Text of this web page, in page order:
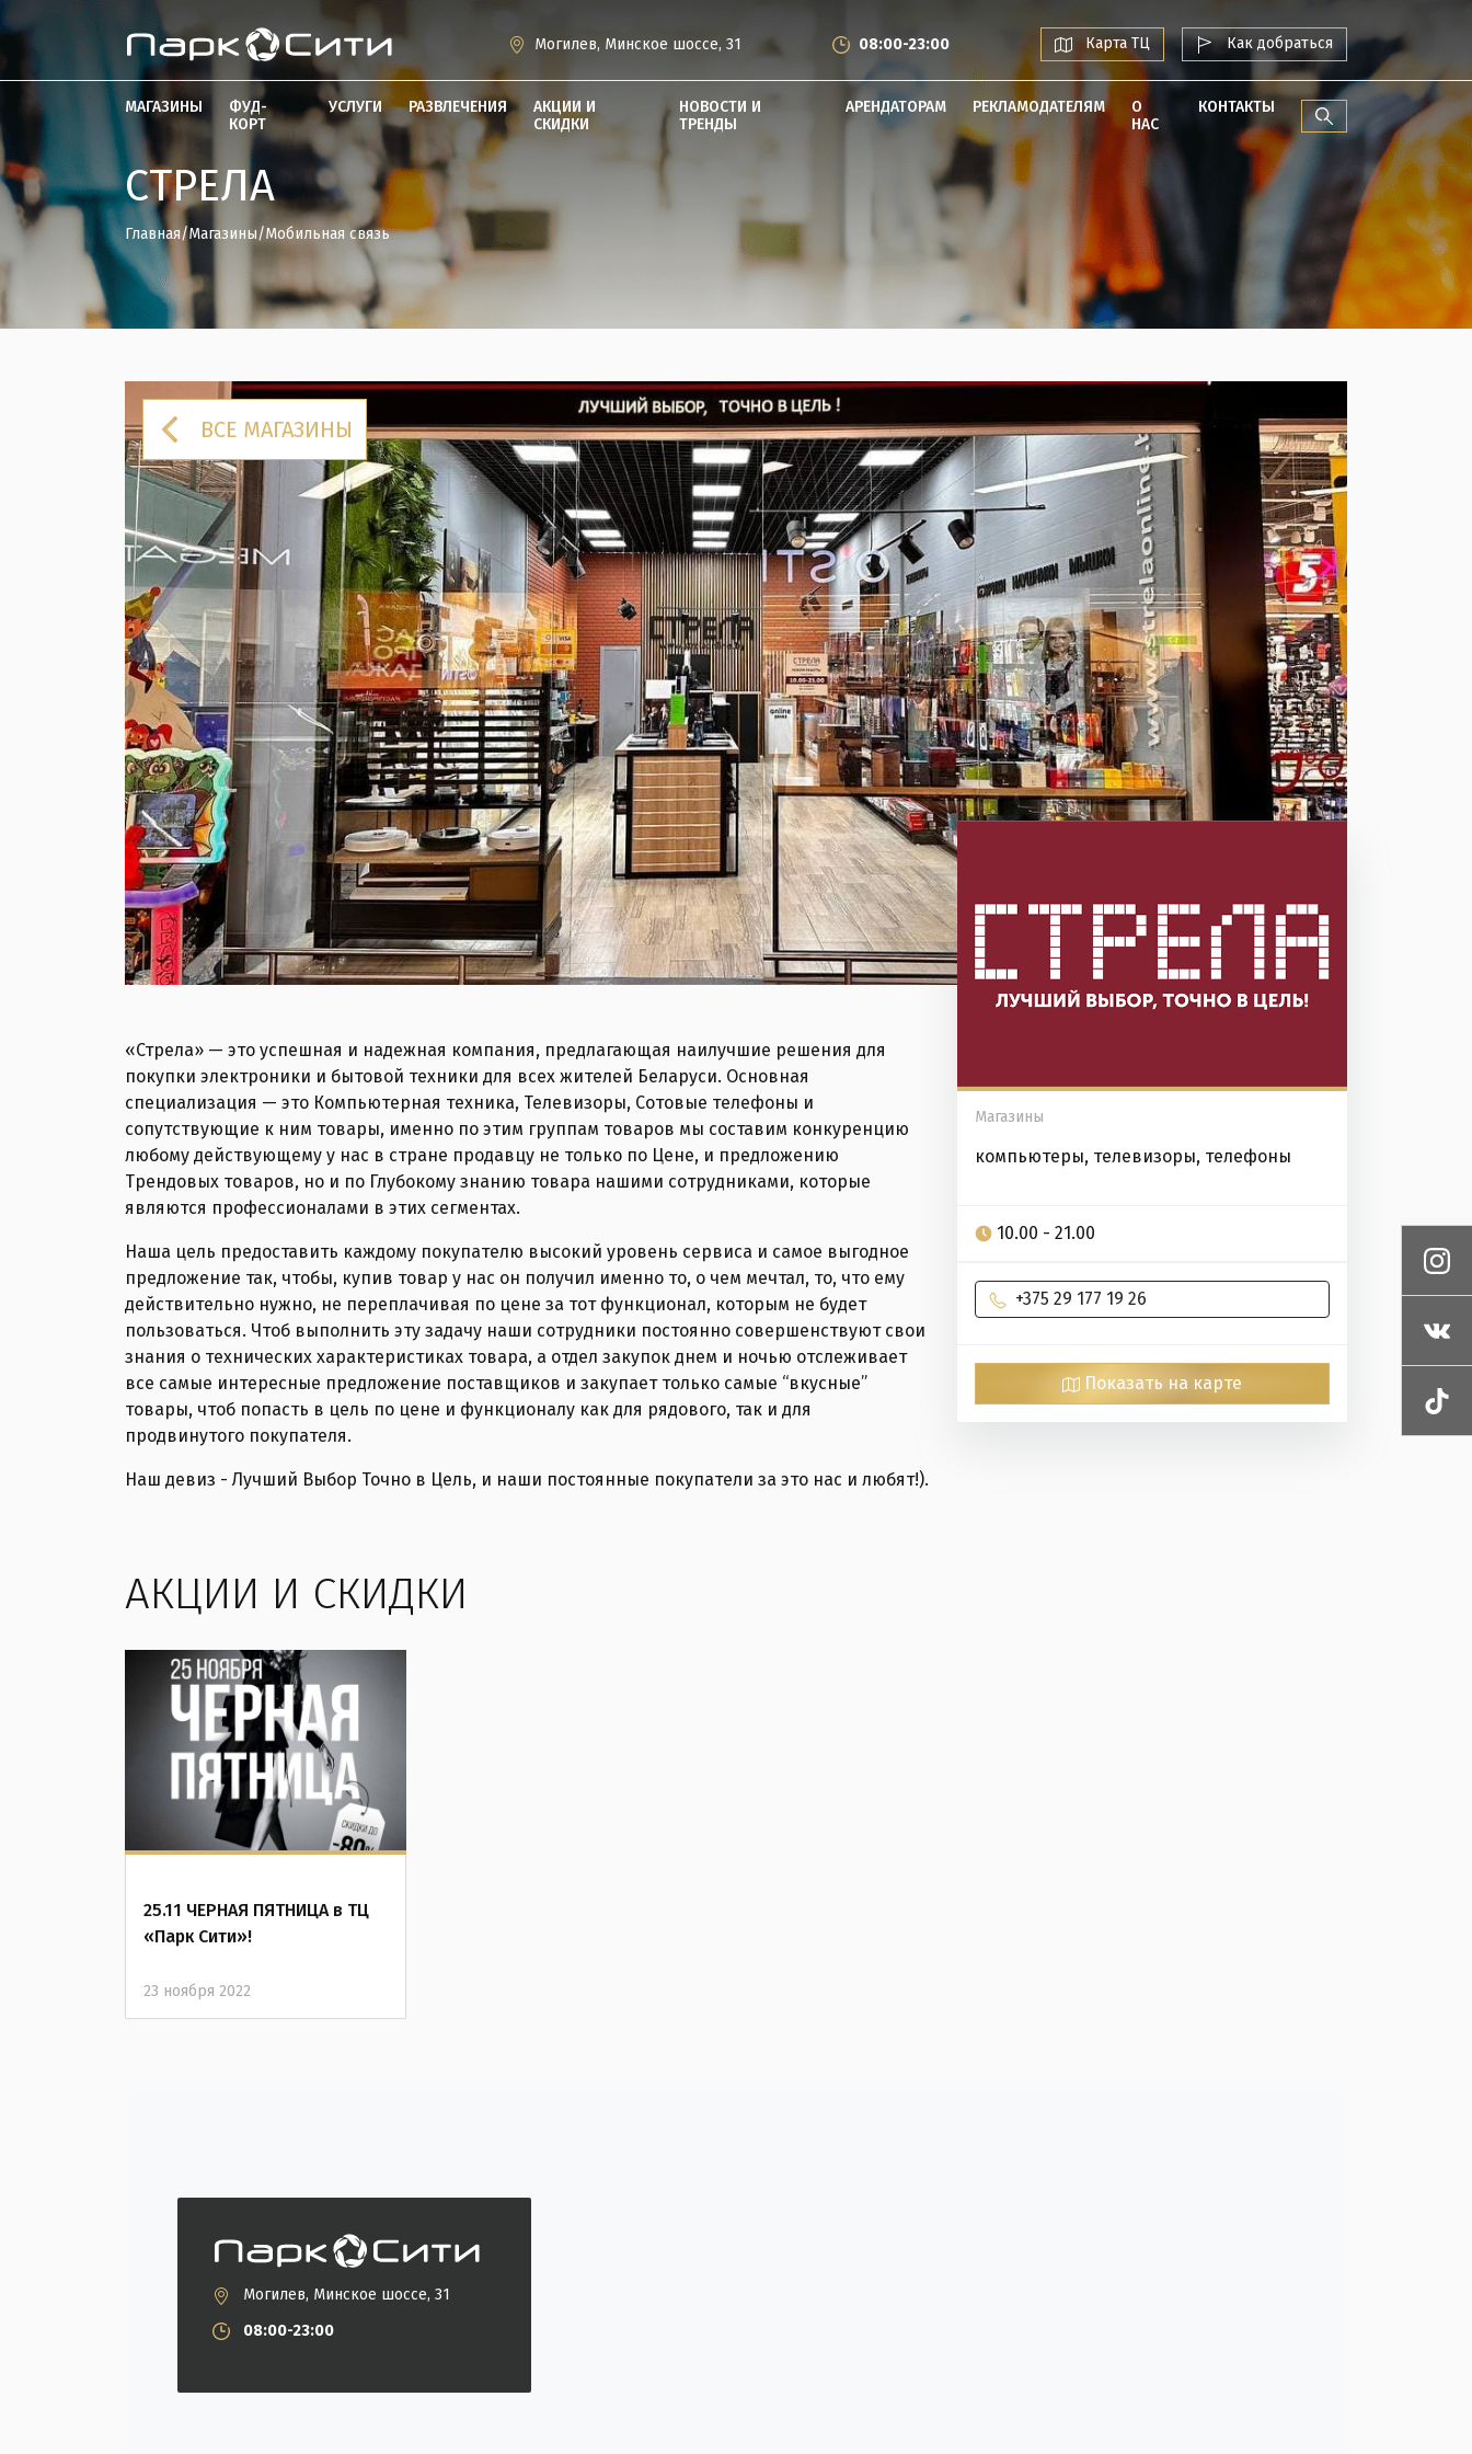
Могилев, Минское шоссе, 31 08:00-23:00 Карта ТЦ Как добраться
МАГАЗИНЫ
ФУД-
КОРТ
УСЛУГИ РАЗВЛЕЧЕНИЯ
АКЦИИ И
СКИДКИ
НОВОСТИ И
ТРЕНДЫ
АРЕНДАТОРАМ РЕКЛАМОДАТЕЛЯМ
О
НАС
КОНТАКТЫ
СТРЕЛА
Главная/Магазины/Мобильная связь
ВСЕ МАГАЗИНЫ
«Стрела» — это успешная и надежная компания, предлагающая наилучшие решения для
покупки электроники и бытовой техники для всех жителей Беларуси. Основная
специализация — это Компьютерная техника, Телевизоры, Сотовые телефоны и
сопутствующие к ним товары, именно по этим группам товаров мы составим конкуренцию
любому действующему у нас в стране продавцу не только по Цене, и предложению
Трендовых товаров, но и по Глубокому знанию товара нашими сотрудниками, которые
являются профессионалами в этих сегментах.
Наша цель предоставить каждому покупателю высокий уровень сервиса и самое выгодное
предложение так, чтобы, купив товар у нас он получил именно то, о чем мечтал, то, что ему
действительно нужно, не переплачивая по цене за тот функционал, которым не будет
пользоваться. Чтоб выполнить эту задачу наши сотрудники постоянно совершенствуют свои
знания о технических характеристиках товара, а отдел закупок днем и ночью отслеживает
все самые интересные предложение поставщиков и закупает только самые “вкусные”
товары, чтоб попасть в цель по цене и функционалу как для рядового, так и для
продвинутого покупателя.
Наш девиз - Лучший Выбор Точно в Цель, и наши постоянные покупатели за это нас и любят!).
Магазины
компьютеры, телевизоры, телефоны
10.00 - 21.00
+375 29 177 19 26
Показать на карте
АКЦИИ И СКИДКИ
25.11 ЧЕРНАЯ ПЯТНИЦА в ТЦ
«Парк Сити»!
23 ноября 2022
Могилев, Минское шоссе, 31
08:00-23:00